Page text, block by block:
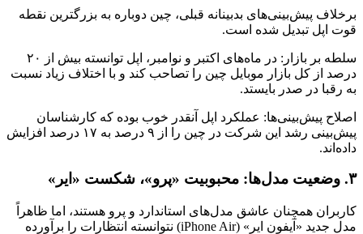
برخلاف پیش‌بینی‌های بدبینانه قبلی، چین دوباره به بزرگترین نقطه
قوت اپل تبدیل شده است.
سلطه بر بازار: در ماه‌های اکتبر و نوامبر، اپل توانسته بیش از ۲۰
درصد از کل بازار موبایل چین را تصاحب کند و با اختلاف زیاد نسبت
به رقبا در صدر بایستد.
اصلاح پیش‌بینی‌ها: عملکرد اپل آنقدر خوب بوده که کارشناسان
پیش‌بینی رشد این شرکت در چین را از ۹ درصد به ۱۷ درصد افزایش
داده‌اند.
۳. وضعیت مدل‌ها: محبوبیت «پرو»، شکست «ایر»
کاربران همچنان عاشق مدل‌های استاندارد و پرو هستند، اما ظاهراً
مدل جدید «آیفون ایر» (iPhone Air) نتوانسته انتظارات را برآورده